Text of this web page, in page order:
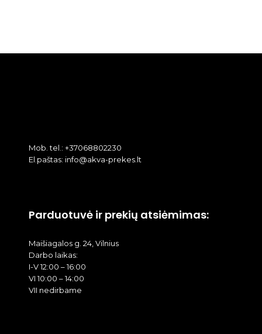
Mob. tel.: +37068802230
El.paštas: info@akva-prekes.lt
Parduotuvė ir prekių atsiėmimas:
Maišiagalos g. 24, Vilnius
Darbo laikas:
I-V 12:00 – 16:00
VI 10:00 – 14:00
VII nedirbame